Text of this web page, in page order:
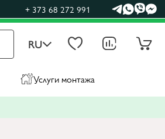
+ 373 68 272 991
RU
Услуги монтажа